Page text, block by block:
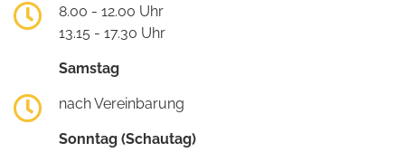
8.00 - 12.00 Uhr
13.15 - 17.30 Uhr
Samstag
nach Vereinbarung
Sonntag (Schautag)